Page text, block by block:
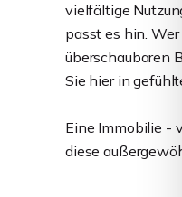
vielfältige
passt es hin.
überschaubaren
Sie hier in
Eine Immobilie -
diese